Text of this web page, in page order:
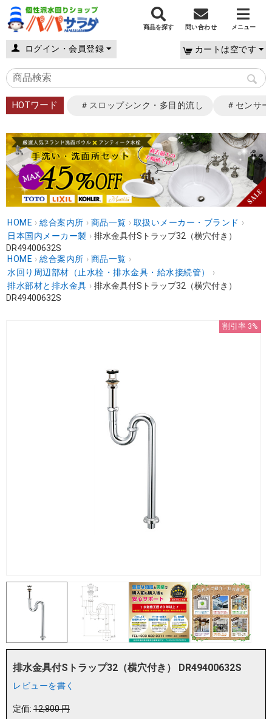
商品を探す 問い合わせ メニュー
ログイン・会員登録 カートは空です
HOTワード ＃スロップシンク・多目的流し ＃センサ
HOME › 総合案内所 › 商品一覧 › 取扱いメーカー・ブランド ›
日本国内メーカー製 › 排水金具付Sトラップ32（横穴付き）
DR49400632S
HOME › 総合案内所 › 商品一覧 ›
水回り周辺部材（止水栓・排水金具・給水接続管）
›
排水部材と排水金具 › 排水金具付Sトラップ32（横穴付き）
DR49400632S
割引率 3%
排水金具付Sトラップ32（横穴付き） DR49400632S
レビューを書く
定価: 12,800円